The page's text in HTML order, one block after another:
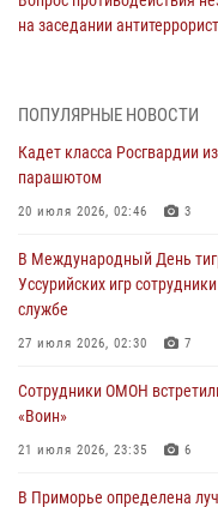
на заседании
Во Владивостоке во дворе
29 июля 2026, 01:17
В День Крещения Руси в
ходом
28 июля 2026, 10:29 3
Росгвардейцы в Приморье
28 июля 2026, 05:39
В Международный День
службе
ПОПУЛЯРНЫЕ НОВОСТИ
Кадет класса Росгвардии
парашютом
20 июля 2026, 02:46 3
В Международный День
Уссурийских игр
службе
27 июля 2026, 02:30 7
Сотрудники ОМОН
«Воин»
21 июля 2026, 23:35 6
В Приморье определена